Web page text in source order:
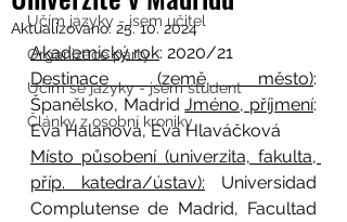
Učím jazyky - jsem učitel
Organizace párty
Učím se jazyky - jsem student
Články z osobní kroniky
Aktualizováno: 25. 10. 2024
Akademický rok: 2020/21
Destinace (země, město):
Španělsko, Madrid Jméno, příjmení:
Eva Halanová, Eva Hlaváčková
Místo působení (univerzita, fakulta,
příp. katedra/ústav): Universidad
Complutense de Madrid, Facultad